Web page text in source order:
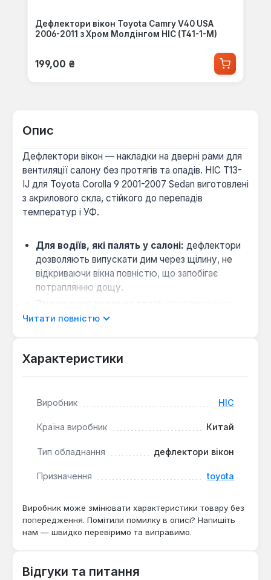
Дефлектори вікон Toyota Camry V40 USA
2006-2011 з Хром Молдінгом HIC (T41-1-M)
Звичайна ціна:
199,00 ₴
Опис
Дефлектори вікон — накладки на дверні рами для
вентиляції салону без протягів та опадів. HIC T13-
IJ для Toyota Corolla 9 2001-2007 Sedan виготовлені
з акрилового скла, стійкого до перепадів
температур і УФ.
Для водіїв, які палять у салоні: дефлектори
дозволяють випускати дим через щілину, не
відкриваючи вікна повністю, що запобігає
потраплянню дощу.
форма перенаправляє потік повітря, знижуючи
вже нанесена — достатньо очистити
прочиненими на стоянці, ви знижуєте
крадіжки.
Corolla 9-го покоління (2001-2007) у кузові седан.
Україні.
Читати повністю
Характеристики
Виробник HIC
Країна виробник Китай
Тип обладнання дефлектори вікон
Призначення toyota
Виробник може змінювати характеристики товару без
попередження. Помітили помилку в описі? Напишіть
нам — швидко перевіримо та виправимо.
Відгуки та питання